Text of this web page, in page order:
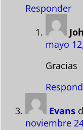
Responder
mayo
Gracias
Evans
noviembre